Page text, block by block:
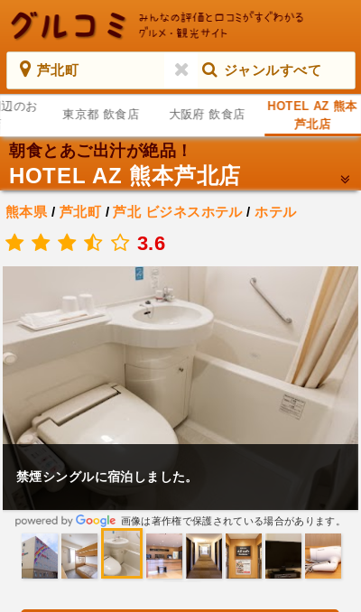
芦北町 ジャンルすべて
のお
東京都 飲食店 大阪府 飲食店
HOTEL AZ 熊本
芦北店
朝食とあご出汁が絶品！
HOTEL AZ 熊本芦北店
熊本県 / 芦北町/芦北 ビジネスホテル/ホテル
3.6
禁煙シングルに宿泊しました。
画像は著作権で保護されている場合があります。